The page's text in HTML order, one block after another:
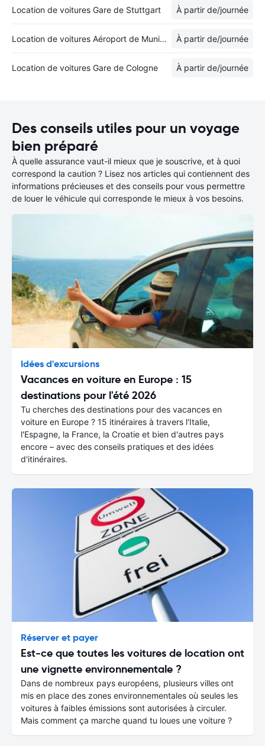
Location de voitures Gare de Stuttgart À partir de/journée
Location de voitures Aéroport de Munich À partir de/journée
Location de voitures Gare de Cologne À partir de/journée
Des conseils utiles pour un voyage
bien préparé
À quelle assurance vaut-il mieux que je souscrive, et à quoi
correspond la caution ? Lisez nos articles qui contiennent des
informations précieuses et des conseils pour vous permettre
de louer le véhicule qui corresponde le mieux à vos besoins.
Idées d'excursions
Vacances en voiture en Europe : 15
destinations pour l'été 2026
Tu cherches des destinations pour des vacances en
voiture en Europe ? 15 itinéraires à travers l'Italie,
l'Espagne, la France, la Croatie et bien d'autres pays
encore – avec des conseils pratiques et des idées
d'itinéraires.
Réserver et payer
Est-ce que toutes les voitures de location ont
une vignette environnementale ?
Dans de nombreux pays européens, plusieurs villes ont
mis en place des zones environnementales où seules les
voitures à faibles émissions sont autorisées à circuler.
Mais comment ça marche quand tu loues une voiture ?